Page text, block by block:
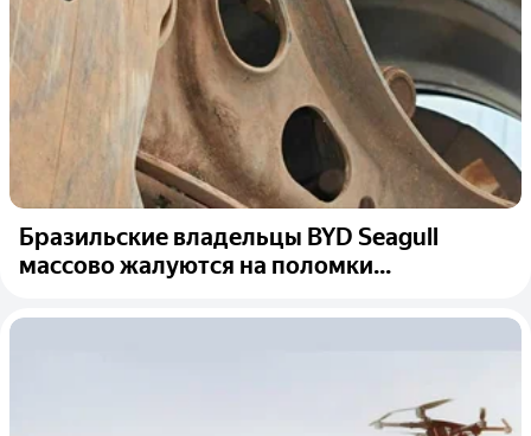
Бразильские владельцы BYD Seagull
массово жалуются на поломки...